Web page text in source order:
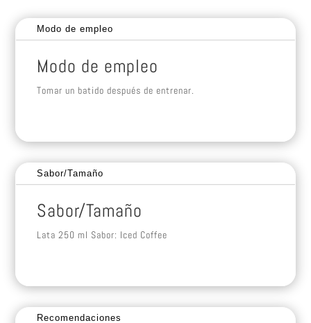
Modo de empleo
Modo de empleo
Tomar un batido después de entrenar.
Sabor/Tamaño
Sabor/Tamaño
Lata 250 ml Sabor: Iced Coffee
Recomendaciones